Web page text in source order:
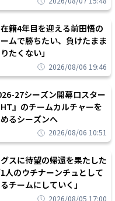
籍4年目を迎える前田悟の
ムで勝ちたい、負けたまま
たくない」
2026/08/06 19:46
27シーズン開幕ロスター
』のチームカルチャーを
るシーズンへ
2026/08/06 10:51
スに待望の帰還を果たした
人のウチナーンチュとして
チームにしていく」
2026/08/05 17:00